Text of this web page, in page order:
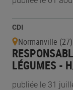
CDI
Normanville (27)
LÉGUMES -
publiée le 31